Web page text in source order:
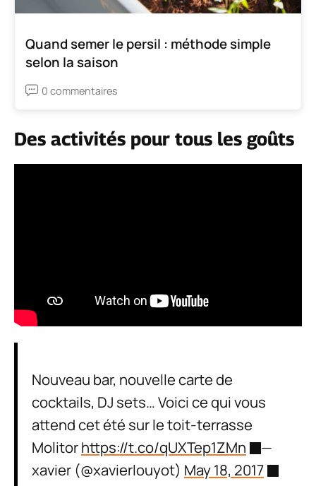
Quand semer le persil : méthode simple
selon la saison
0 commentaires
Des activités pour tous les goûts
Nouveau bar, nouvelle carte de
cocktails, DJ sets… Voici ce qui vous
attend cet été sur le toit-terrasse
Molitorhttps://t.co/qUXTep1ZMn
—
xavier (@xavierlouyot) May 18, 2017